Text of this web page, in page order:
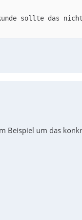
sollte das
Beispiel um das